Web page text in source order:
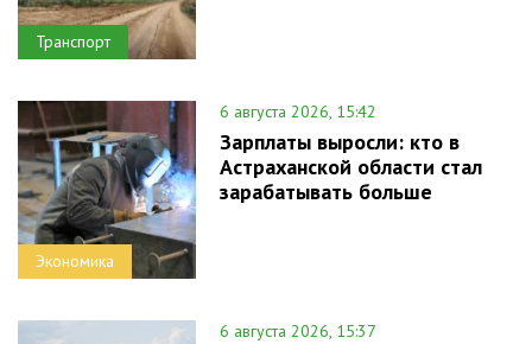
Транспорт
Экономика
6 августа 2026, 15:42
Зарплаты выросли: кто в
Астраханской области стал
зарабатывать больше
6 августа 2026, 15:37